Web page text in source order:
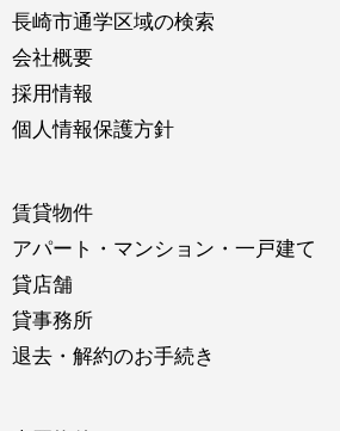
長崎市通学区域の検索
会社概要
採用情報
個人情報保護方針
賃貸物件
アパート・マンション・一戸建て
貸店舗
貸事務所
退去・解約のお手続き